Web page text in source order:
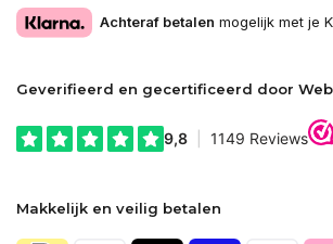
Achteraf betalen mogelijk met je
Geverifieerd en gecertificeerd door
Makkelijk en veilig betalen